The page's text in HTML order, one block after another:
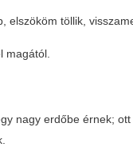
elszököm töllik,
magától.
nagy erdőbe érnek;